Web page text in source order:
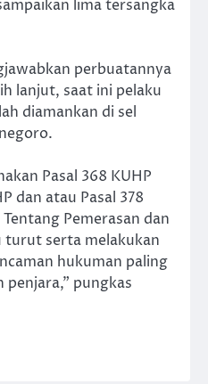
lima tersangka
perbuatannya
lanjut, saat ini pelaku
diamankan di sel
Pasal 368 KUHP
dan atau Pasal 378
Tentang Pemerasan dan
turut serta melakukan
hukuman paling
penjara,” pungkas